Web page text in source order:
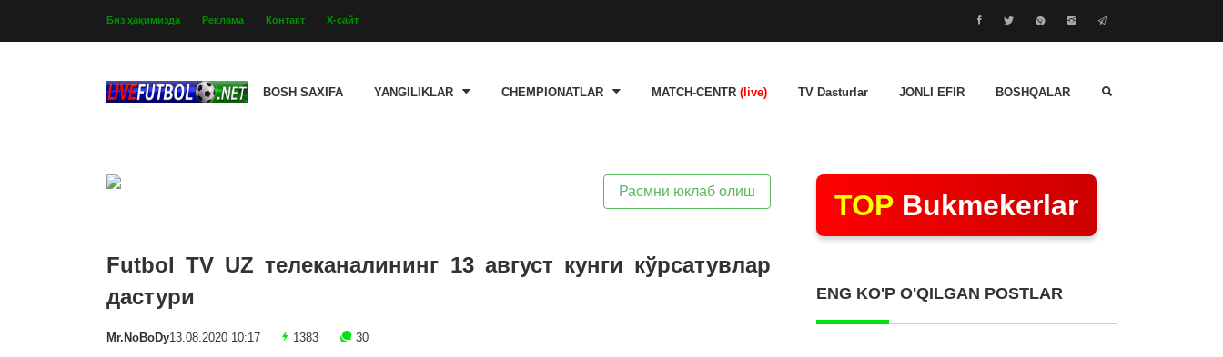
Биз ҳақимизда Реклама Контакт Х-сайт
BOSH SAXIFA YANGILIKLAR CHEMPIONATLAR MATCH-CENTR (live) TV Dasturlar JONLI EFIR BOSHQALAR
Расмни юклаб олиш
Futbol TV UZ телеканалининг 13 август кунги кўрсатувлар
дастури
Mr.NoBoDy13.08.2020 10:17 1383 30
TOP Bukmekerlar
ENG KO'P O'QILGAN POSTLAR